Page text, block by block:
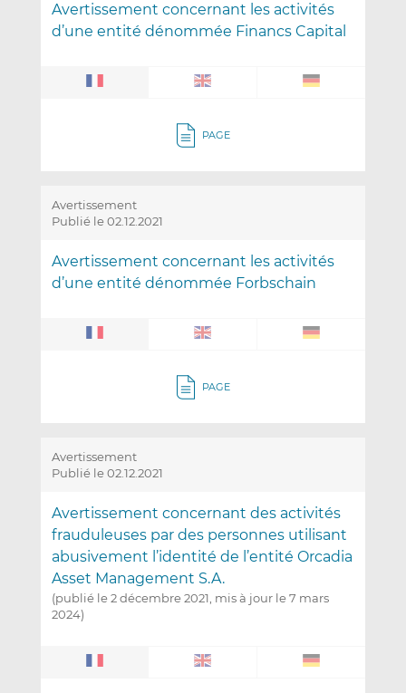
Avertissement concernant les activités
d’une entité dénommée Financs Capital
PAGE
Avertissement
Publié le 02.12.2021
Avertissement concernant les activités
d’une entité dénommée Forbschain
PAGE
Avertissement
Publié le 02.12.2021
Avertissement concernant des activités
frauduleuses par des personnes utilisant
abusivement l’identité de l’entité Orcadia
Asset Management S.A.
(publié le 2 décembre 2021, mis à jour le 7 mars
2024)